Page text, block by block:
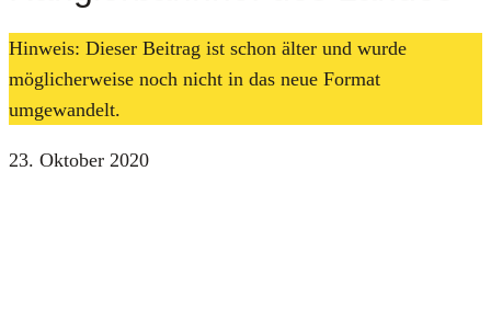
Hinweis: Dieser Beitrag ist schon älter und wurde
möglicherweise noch nicht in das neue Format
umgewandelt.
23. Oktober 2020